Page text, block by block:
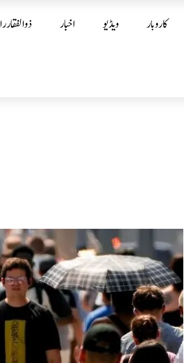
اخبار ویڈیو کاروبار